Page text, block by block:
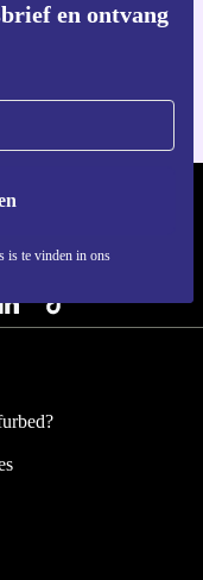
en ontvang
is te vinden in ons
app
NEW.